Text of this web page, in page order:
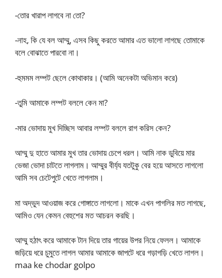
-তোর খারাপ লাগবে না তো?
-নাহ, কি যে বল আম্মু, এসব কিছু করতে আমার এত ভালো লাগছে তোমাকে
বলে বোঝাতে পারবো না।
-হুমমম লম্পট ছেলে কোথাকার। (আমি অনেকটা অভিমান করে)
-তুমি আমাকে লম্পট বললে কেন মা?
-মার ভোদায় মুখ দিচ্ছিস আবার লম্পট বললে রাগ করিস কেন?
আম্মু দু হাতে আমার মুখ তার ভোদায় চেপে ধরল। আমি নাক ডুবিয়ে মার
ভেজা ভোদা চাটতে লাগলাম। আম্মুর বীর্য্য যতটুকু বের হয়ে আসতে লাগলো
আমি সব চেটেপুটে খেতে লাগলাম।
মা অদ্ভুদ আওয়াজ করে গোঙ্গাতে লাগলো। মাকে এখন পাগলির মত লাগছে,
আমিও যেন কেমন বেহুশের মত আচরন করছি।
আম্মু হঠাৎ করে আমাকে টান দিয়ে তার গায়ের উপর নিয়ে ফেলল। আমাকে
জড়িয়ে ধরে চুমুতে লাগল আমার আমাকে জাপটে ধরে গড়াগড়ি খেতে লাগল।
maa ke chodar golpo